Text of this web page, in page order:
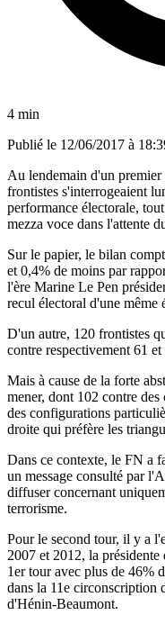
4 min
Publié le 12/06/2017 à
Au lendemain d'un premier
frontistes s'interrogeaient
performance électorale,
mezza voce dans l'attente
Sur le papier, le bilan
et 0,4% de moins par
l'ère Marine Le Pen
recul électoral d'une même
D'un autre, 120 frontistes
contre respectivement 61
Mais à cause de la forte
mener, dont 102 contre
des configurations
droite qui préfère les
Dans ce contexte, le FN a
un message consulté par
diffuser concernant
terrorisme.
Pour le second tour, il y a
2007 et 2012, la
1er tour avec plus de 46%
dans la 11e circonscription
d'Hénin-Beaumont.